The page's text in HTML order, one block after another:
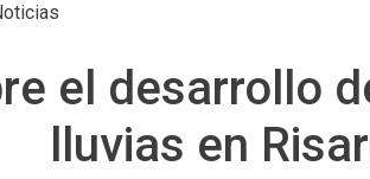
el desarrollo
lluvias en